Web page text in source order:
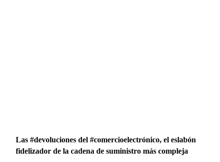
Las #devoluciones del #comercioelectrónico, el eslabón
fidelizador de la cadena de suministro más compleja